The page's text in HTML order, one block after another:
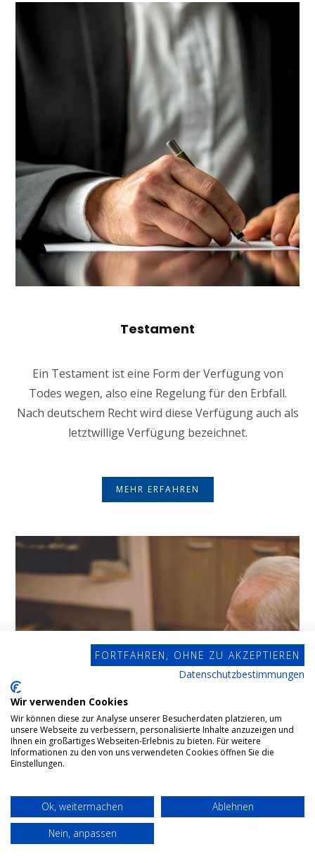
Testament
Ein Testament ist eine Form der Verfügung von
Todes wegen, also eine Regelung für den Erbfall.
Nach deutschem Recht wird diese Verfügung auch als
letztwillige Verfügung bezeichnet.
MEHR ERFAHREN
FORTFAHREN, OHNE ZU AKZEPTIEREN
Datenschutzbestimmungen
Wir verwenden Cookies
Wir können diese zur Analyse unserer Besucherdaten platzieren, um
unsere Webseite zu verbessern, personalisierte Inhalte anzuzeigen und
Ihnen ein großartiges Webseiten-Erlebnis zu bieten. Für weitere
Informationen zu den von uns verwendeten Cookies öffnen Sie die
Einstellungen.
Ok, weitermachen
Ablehnen
Nein, anpassen